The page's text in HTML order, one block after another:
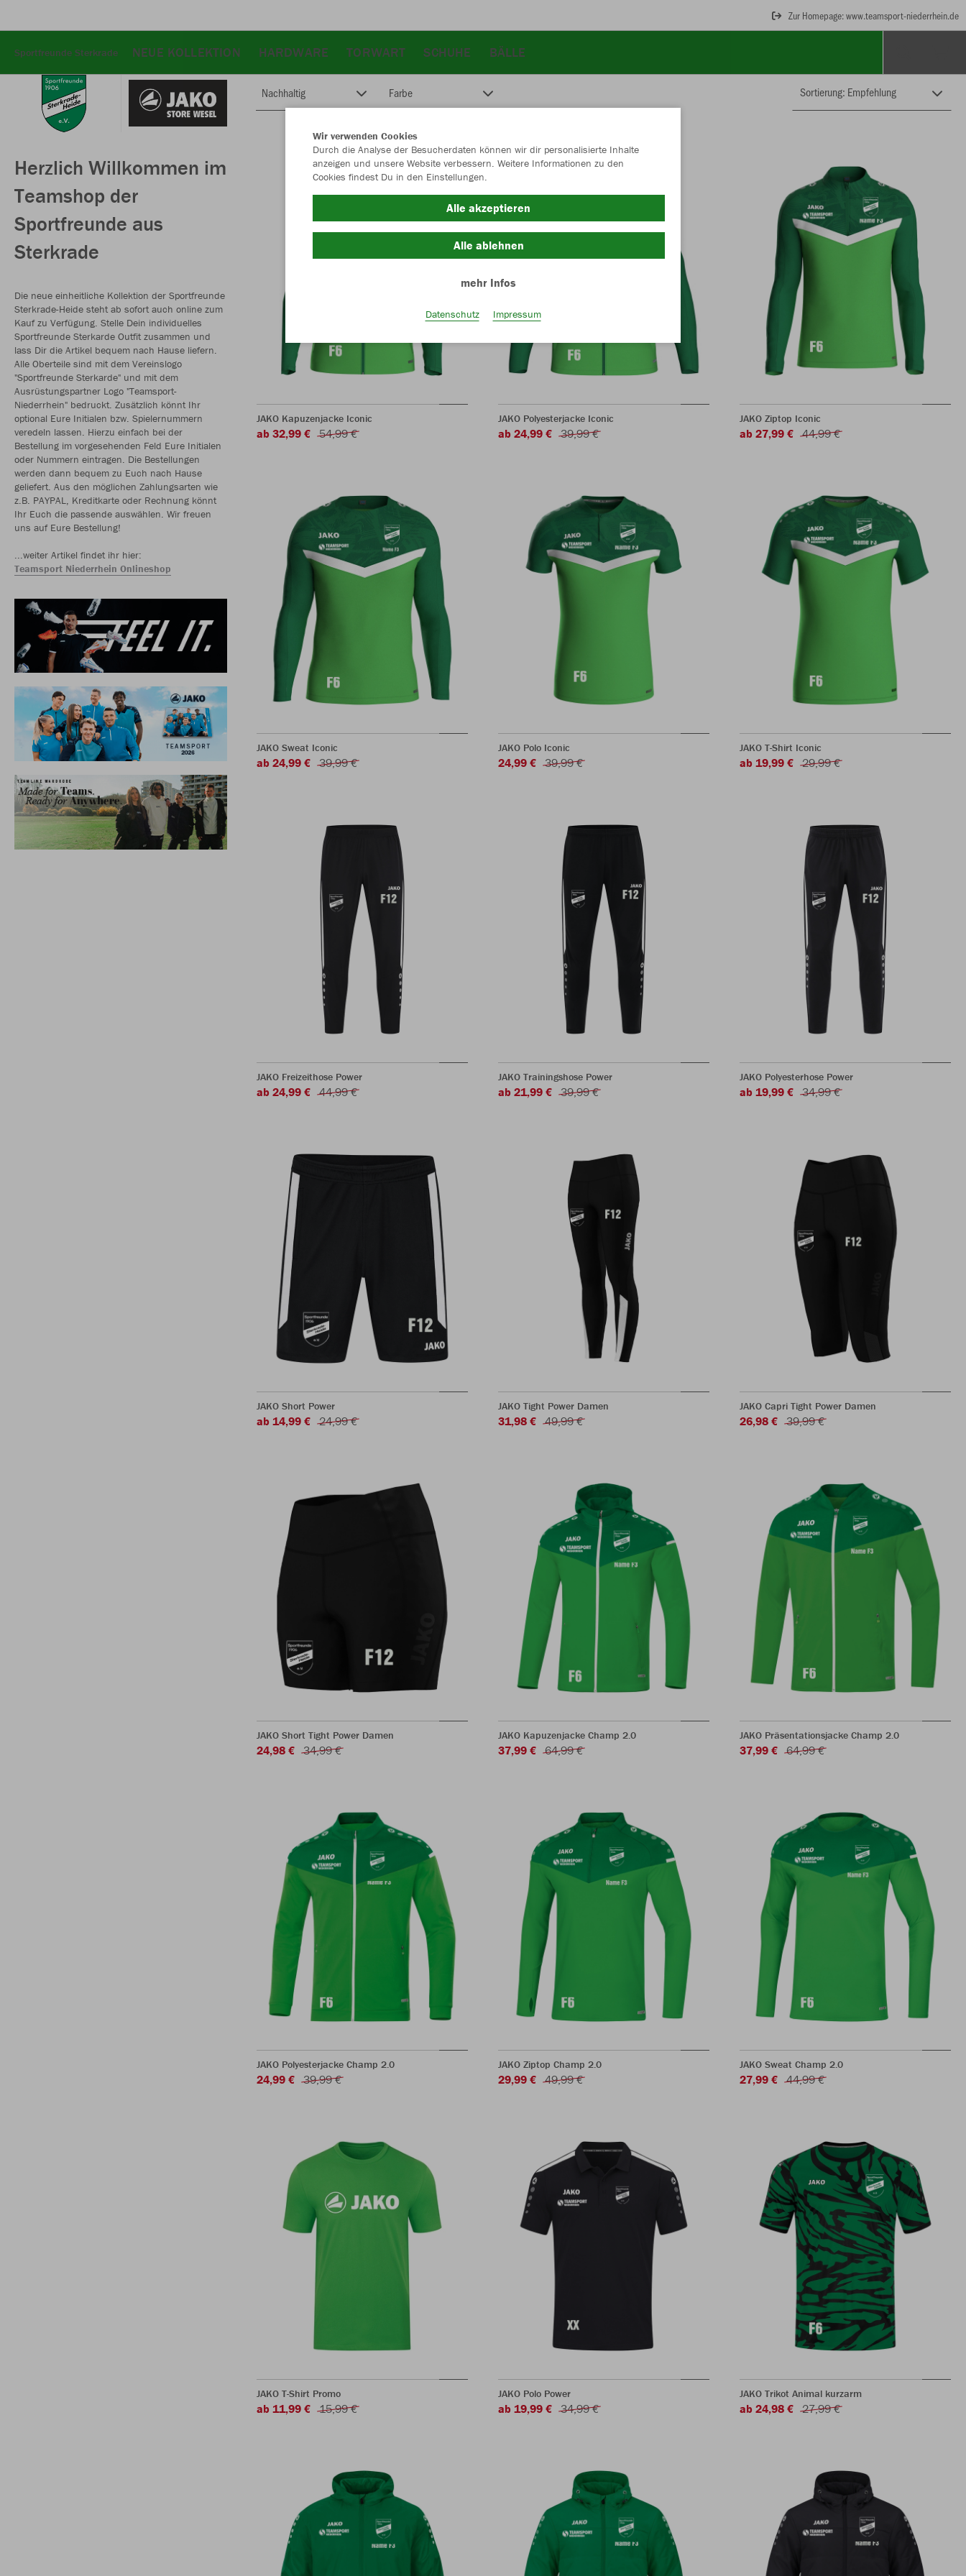
Zur Homepage: www.teamsport-niederrhein.de
Sportfreunde Sterkrade NEUE KOLLEKTION HARDWARE TORWART SCHUHE BÄLLE
Herzlich Willkommen im
Teamshop der
Sportfreunde aus
Sterkrade
Die neue einheitliche Kollektion der Sportfreunde
Sterkrade-Heide steht ab sofort auch online zum
Kauf zu Verfügung. Stelle Dein individuelles
Sportfreunde Sterkarde Outfit zusammen und
lass Dir die Artikel bequem nach Hause liefern.
Alle Oberteile sind mit dem Vereinslogo
"Sportfreunde Sterkarde" und mit dem
Ausrüstungspartner Logo "Teamsport-
Niederrhein" bedruckt. Zusätzlich könnt Ihr
optional Eure Initialen bzw. Spielernummern
veredeln lassen. Hierzu einfach bei der
Bestellung im vorgesehenden Feld Eure Initialen
oder Nummern eintragen. Die Bestellungen
werden dann bequem zu Euch nach Hause
geliefert. Aus den möglichen Zahlungsarten wie
z.B. PAYPAL, Kreditkarte oder Rechnung könnt
Ihr Euch die passende auswählen. Wir freuen
uns auf Eure Bestellung!
...weiter Artikel findet ihr hier:
Teamsport Niederrhein Onlineshop
Nachhaltig Farbe
JAKO Kapuzenjacke Iconic
ab 32,99 € 54,99 €
JAKO Polyesterjacke Iconic
ab 24,99 € 39,99 €
JAKO Ziptop Iconic
ab 27,99 € 44,99 €
JAKO Sweat Iconic
ab 24,99 € 39,99 €
JAKO Polo Iconic
24,99 € 39,99 €
JAKO T-Shirt Iconic
ab 19,99 € 29,99 €
JAKO Freizeithose Power
ab 24,99 € 44,99 €
JAKO Trainingshose Power
ab 21,99 € 39,99 €
JAKO Polyesterhose Power
ab 19,99 € 34,99 €
JAKO Short Power
ab 14,99 € 24,99 €
JAKO Tight Power Damen
31,98 € 49,99 €
JAKO Capri Tight Power Damen
26,98 € 39,99 €
JAKO Short Tight Power Damen
24,98 € 34,99 €
JAKO Kapuzenjacke Champ 2.0
37,99 € 64,99 €
JAKO Präsentationsjacke Champ 2.0
37,99 € 64,99 €
JAKO Polyesterjacke Champ 2.0
24,99 € 39,99 €
JAKO Ziptop Champ 2.0
29,99 € 49,99 €
JAKO Sweat Champ 2.0
27,99 € 44,99 €
JAKO T-Shirt Promo
ab 11,99 € 15,99 €
JAKO Polo Power
ab 19,99 € 34,99 €
JAKO Trikot Animal kurzarm
ab 24,98 € 27,99 €
Wir verwenden Cookies
Durch die Analyse der Besucherdaten können wir dir personalisierte Inhalte
anzeigen und unsere Website verbessern. Weitere Informationen zu den
Cookies findest Du in den Einstellungen.
Alle akzeptieren
Alle ablehnen
mehr Infos
Datenschutz Impressum